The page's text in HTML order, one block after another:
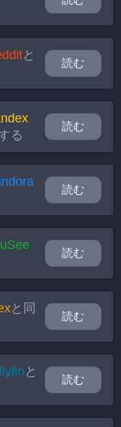
と
読む
る
読む
読む
読む
と同
読む
と
読む